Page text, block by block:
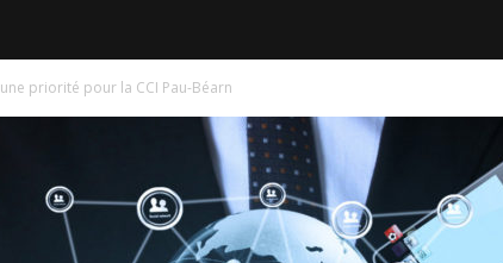
priorité pour la CCI Pau-Béarn